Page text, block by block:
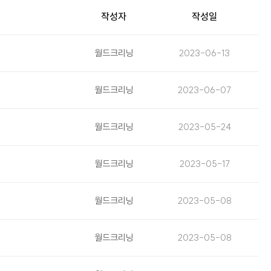
작성자 작성일
월드크리닝 2023-06-13
월드크리닝 2023-06-07
월드크리닝 2023-05-24
월드크리닝 2023-05-17
월드크리닝 2023-05-08
월드크리닝 2023-05-08